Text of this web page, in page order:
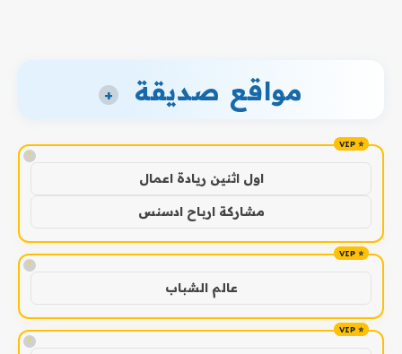
مواقع صديقة +
!
اول اثنين ريادة اعمال
مشاركة ارباح ادسنس
!
عالم الشباب
!